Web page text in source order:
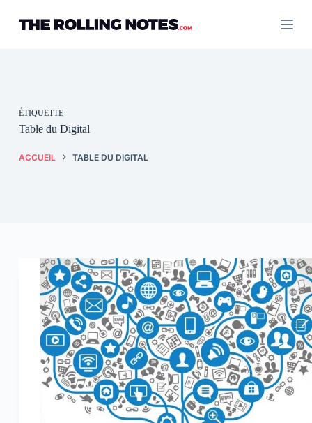
contenu
ÉTIQUETTE
Table du Digital
ACCUEIL TABLE DU DIGITAL